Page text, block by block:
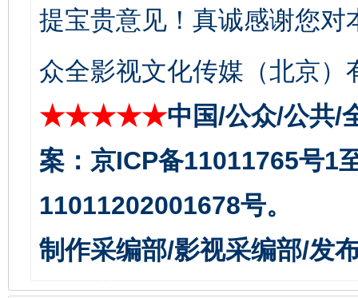
提宝贵意见！真诚感谢您
众全影视文化传媒（北京）
★★★★★中国/公众/公共/
案：京ICP备11011765号1
11011202001678号。
制作采编部/影视采编部/发